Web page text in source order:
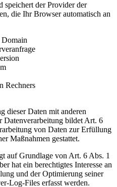
speichert der Provider der
die Ihr Browser automatisch an
Domain
Rechners
dieser Daten mit anderen
Datenverarbeitung bildet Art. 6
von Daten zur Erfüllung
Maßnahmen gestattet.
auf Grundlage von Art. 6 Abs. 1
hat ein berechtigtes Interesse an
und der Optimierung seiner
Log-Files erfasst werden.